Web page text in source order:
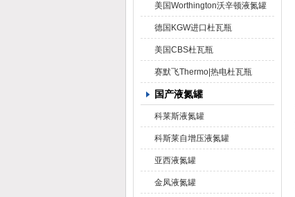
美国Worthington沃辛顿液氮罐
德国KGW进口杜瓦瓶
美国CBS杜瓦瓶
赛默飞Thermo|热电杜瓦瓶
国产液氮罐
科莱斯液氮罐
科斯莱自增压液氮罐
亚西液氮罐
金凤液氮罐